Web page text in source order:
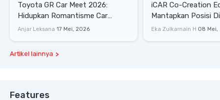
Toyota GR Car Meet 2026:
Hidupkan Romantisme Car
Culture Era 90-an
Anjar Leksana 17 Mei, 2026
iCAR Co-Creation
Mantapkan Posisi
Gaya Hidup
Eka Zulkarnain H 08 Mei,
Artikel lainnya
Features